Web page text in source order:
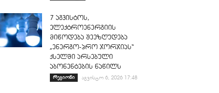
7 აგვისტოს,
ელექტროენერგიის
მიწოდება შეეზღუდება
„ენერგო-პრო ჯორჯიას“
ქსელში არსებული
აბონენტების ნაწილს
რეგიონი აგვისტო 6, 2026 17:48